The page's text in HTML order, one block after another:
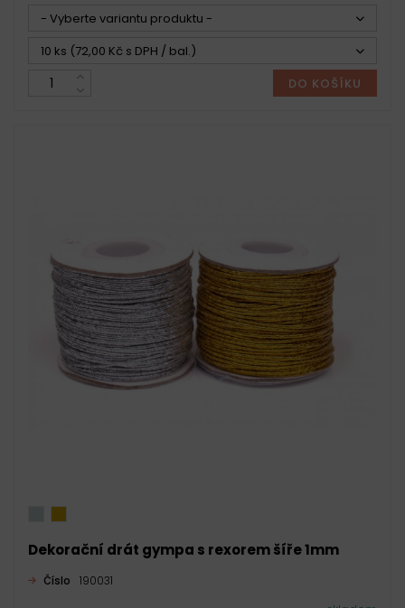
- Vyberte variantu produktu -
10 ks (72,00 Kč s DPH / bal.)
DO KOŠÍKU
Dekorační drát gympa s rexorem šíře 1mm
Číslo 190031